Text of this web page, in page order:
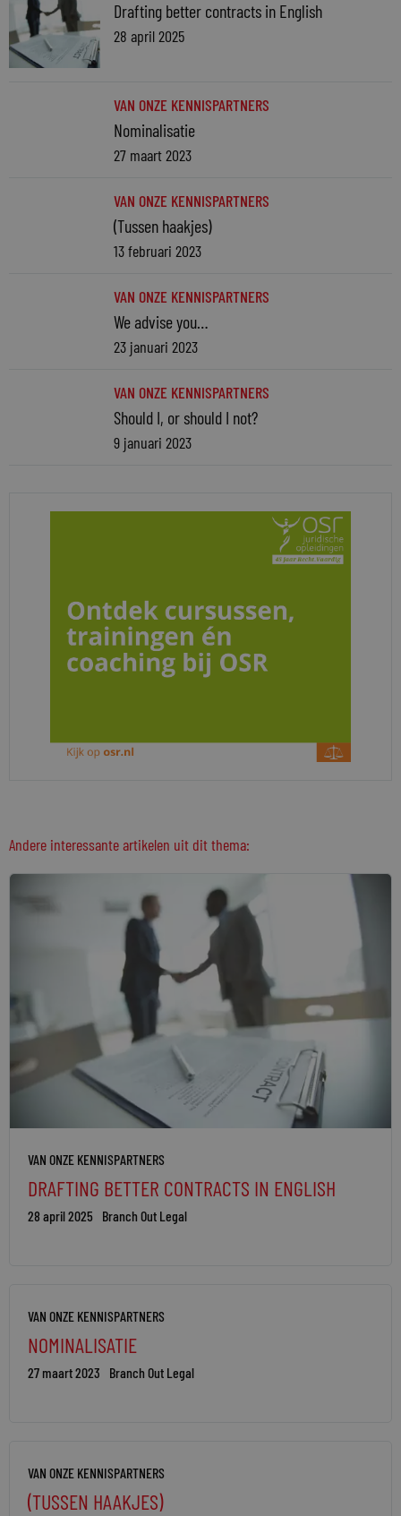
Drafting better contracts in English
28 april 2025
VAN ONZE KENNISPARTNERS
Nominalisatie
27 maart 2023
VAN ONZE KENNISPARTNERS
(Tussen haakjes)
13 februari 2023
VAN ONZE KENNISPARTNERS
We advise you…
23 januari 2023
VAN ONZE KENNISPARTNERS
Should I, or should I not?
9 januari 2023
Andere interessante artikelen uit dit thema:
VAN ONZE KENNISPARTNERS
DRAFTING BETTER CONTRACTS IN ENGLISH
28 april 2025 Branch Out Legal
VAN ONZE KENNISPARTNERS
NOMINALISATIE
27 maart 2023 Branch Out Legal
VAN ONZE KENNISPARTNERS
(TUSSEN HAAKJES)